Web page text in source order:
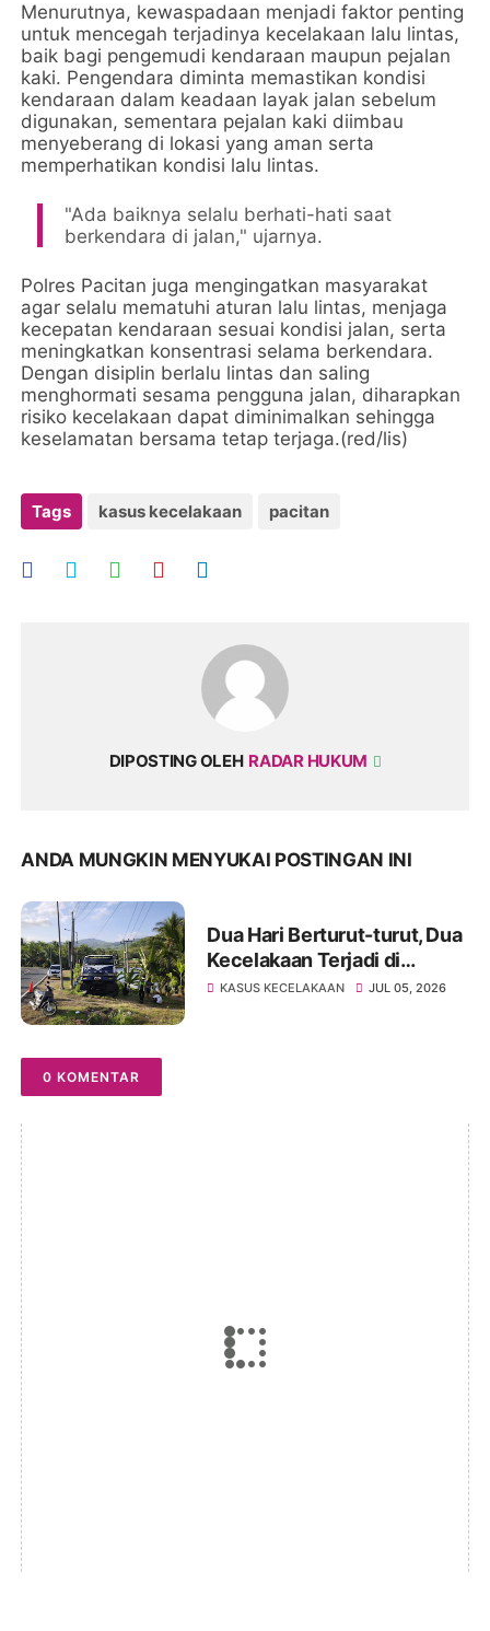
Menurutnya, kewaspadaan menjadi faktor penting
untuk mencegah terjadinya kecelakaan lalu lintas,
baik bagi pengemudi kendaraan maupun pejalan
kaki. Pengendara diminta memastikan kondisi
kendaraan dalam keadaan layak jalan sebelum
digunakan, sementara pejalan kaki diimbau
menyeberang di lokasi yang aman serta
memperhatikan kondisi lalu lintas.
"Ada baiknya selalu berhati-hati saat
berkendara di jalan," ujarnya.
Polres Pacitan juga mengingatkan masyarakat
agar selalu mematuhi aturan lalu lintas, menjaga
kecepatan kendaraan sesuai kondisi jalan, serta
meningkatkan konsentrasi selama berkendara.
Dengan disiplin berlalu lintas dan saling
menghormati sesama pengguna jalan, diharapkan
risiko kecelakaan dapat diminimalkan sehingga
keselamatan bersama tetap terjaga.(red/lis)
Tags kasus kecelakaan pacitan
DIPOSTING OLEH RADAR HUKUM
ANDA MUNGKIN MENYUKAI POSTINGAN INI
Dua Hari Berturut-turut, Dua
Kecelakaan Terjadi di
Pacitan
KASUS KECELAKAAN JUL 05, 2026
0 KOMENTAR